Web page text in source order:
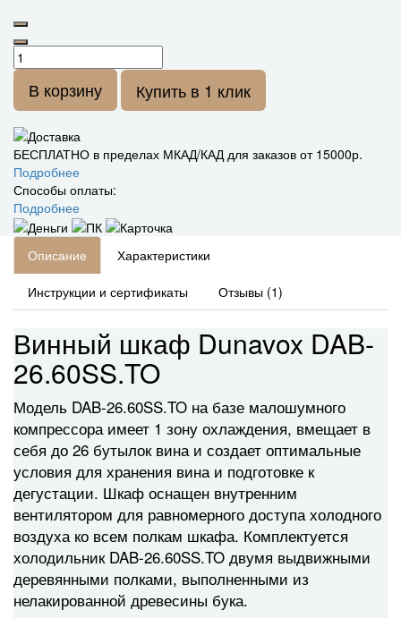
В корзину Купить в 1 клик
БЕСПЛАТНО в пределах МКАД/КАД для заказов от 15000р.
Подробнее
Способы оплаты:
Подробнее
Описание Характеристики
Инструкции и сертификаты Отзывы (1)
Винный шкаф Dunavox DAB-
26.60SS.TO
Модель DAB-26.60SS.TO на базе малошумного
компрессора имеет 1 зону охлаждения, вмещает в
себя до 26 бутылок вина и создает оптимальные
условия для хранения вина и подготовке к
дегустации. Шкаф оснащен внутренним
вентилятором для равномерного доступа холодного
воздуха ко всем полкам шкафа. Комплектуется
холодильник DAB-26.60SS.TO двумя выдвижными
деревянными полками, выполненными из
нелакированной древесины бука.